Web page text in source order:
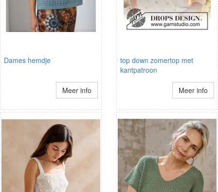
Dames hemdje
Meer info
top down zomertop met
kantpatroon
Meer info